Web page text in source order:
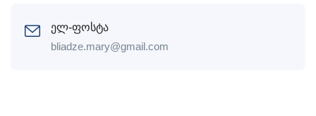
ელ-ფოსტა
bliadze.mary@gmail.com